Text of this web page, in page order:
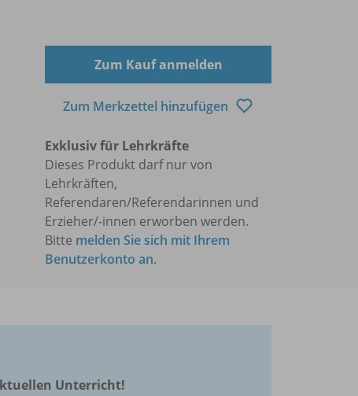
Zum Kauf anmelden
Zum Merkzettel hinzufügen
Exklusiv für Lehrkräfte
Dieses Produkt darf nur von
Lehrkräften,
Referendaren/Referendarinnen und
Erzieher/-innen erworben werden.
Bitte melden Sie sich mit Ihrem
Benutzerkonto an.
Unterricht!